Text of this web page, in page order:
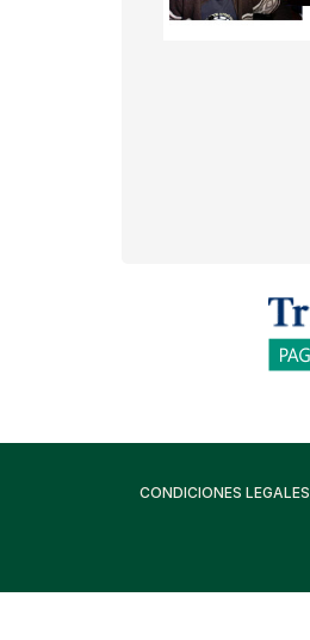
CONDICIONES LEGALES